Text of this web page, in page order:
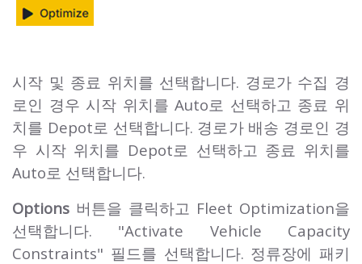
시작 및 종료 위치를 선택합니다. 경로가 수집 경
로인 경우 시작 위치를 Auto로 선택하고 종료 위
치를 Depot로 선택합니다. 경로가 배송 경로인 경
우 시작 위치를 Depot로 선택하고 종료 위치를
Auto로 선택합니다.
Options 버튼을 클릭하고 Fleet Optimization을
선택합니다. "Activate Vehicle Capacity
Constraints" 필드를 선택합니다. 정류장에 패키